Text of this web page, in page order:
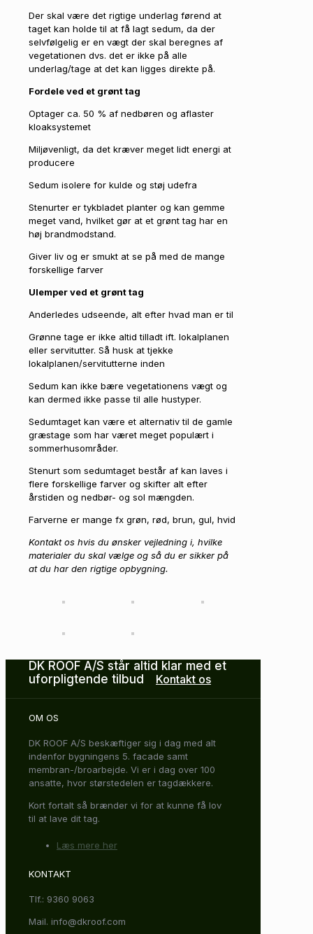
Der skal være det rigtige underlag førend at
taget kan holde til at få lagt sedum, da der
selvfølgelig er en vægt der skal beregnes af
vegetationen dvs. det er ikke på alle
underlag/tage at det kan ligges direkte på.
Fordele ved et grønt tag
Optager ca. 50 % af nedbøren og aflaster
kloaksystemet
Miljøvenligt, da det kræver meget lidt energi at
producere
Sedum isolere for kulde og støj udefra
Stenurter er tykbladet planter og kan gemme
meget vand, hvilket gør at et grønt tag har en
høj brandmodstand.
Giver liv og er smukt at se på med de mange
forskellige farver
Ulemper ved et grønt tag
Anderledes udseende, alt efter hvad man er til
Grønne tage er ikke altid tilladt ift. lokalplanen
eller servitutter. Så husk at tjekke
lokalplanen/servitutterne inden
Sedum kan ikke bære vegetationens vægt og
kan dermed ikke passe til alle hustyper.
Sedumtaget kan være et alternativ til de gamle
græstage som har været meget populært i
sommerhusområder.
Stenurt som sedumtaget består af kan laves i
flere forskellige farver og skifter alt efter
årstiden og nedbør- og sol mængden.
Farverne er mange fx grøn, rød, brun, gul, hvid
Kontakt os hvis du ønsker vejledning i, hvilke
materialer du skal vælge og så du er sikker på
at du har den rigtige opbygning.
DK ROOF A/S står altid klar med et
uforpligtende tilbud
Kontakt os
OM OS
DK ROOF A/S beskæftiger sig i dag med alt
indenfor bygningens 5. facade samt
membran-/broarbejde. Vi er i dag over 100
ansatte, hvor størstedelen er tagdækkere.
Kort fortalt så brænder vi for at kunne få lov
til at lave dit tag.
Læs mere her
KONTAKT
Tlf.: 9360 9063
Mail. info@dkroof.com